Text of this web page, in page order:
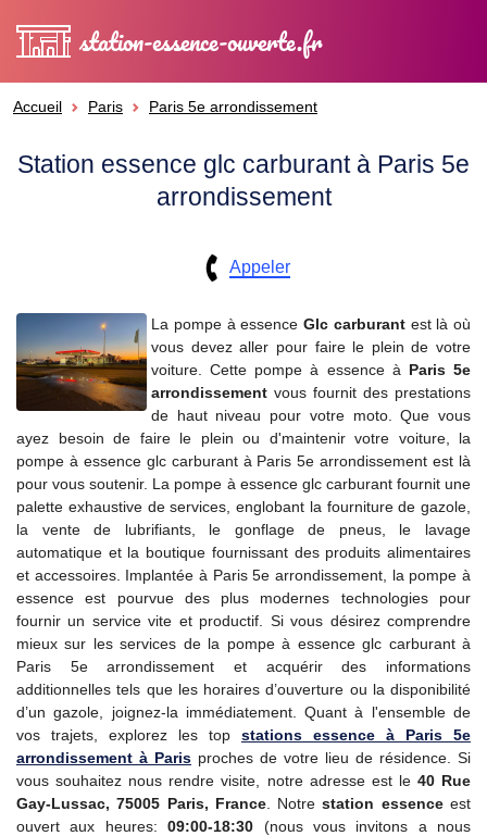
station-essence-ouverte.fr
Accueil Paris Paris 5e arrondissement
Station essence glc carburant à Paris 5e
arrondissement
Appeler
La pompe à essence Glc carburantest là où
vous devez aller pour faire le plein de votre
voiture. Cette pompe à essence à Paris 5e
arrondissement vous fournit des prestations
de haut niveau pour votre moto. Que vous
ayez besoin de faire le plein ou d'maintenir votre voiture, la
pompe à essence glc carburant à Paris 5e arrondissement est là
pour vous soutenir. La pompe à essence glc carburant fournit une
palette exhaustive de services, englobant la fourniture de gazole,
la vente de lubrifiants, le gonflage de pneus, le lavage
automatique et la boutique fournissant des produits alimentaires
et accessoires. Implantée à Paris 5e arrondissement, la pompe à
essence est pourvue des plus modernes technologies pour
fournir un service vite et productif. Si vous désirez comprendre
mieux sur les services de la pompe à essence glc carburant à
Paris 5e arrondissement et acquérir des informations
additionnelles tels que les horaires d’ouverture ou la disponibilité
d’un gazole, joignez-la immédiatement. Quant à l'ensemble de
vos trajets, explorez les top stations essence à Paris 5e
arrondissement à Paris proches de votre lieu de résidence. Si
vous souhaitez nous rendre visite, notre adresse est le 40 Rue
Gay-Lussac, 75005 Paris, France. Notrestation essenceest
ouvert aux heures:09:00-18:30 (nous vous invitons a nous